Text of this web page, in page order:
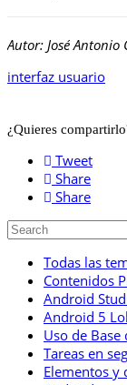
Autor: José Antonio
interfaz usuario
¿Quieres
Tweet
Share
Share
Todas las
Contenidos
Android
Android 5
Uso de
Tareas en
Elementos y